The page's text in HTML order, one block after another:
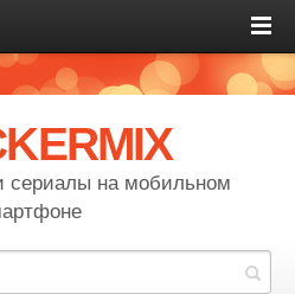
сериалы на мобильном